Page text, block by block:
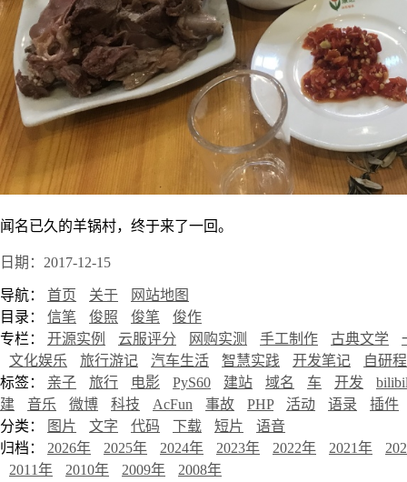
闻名已久的羊锅村，终于来了一回。
日期：2017-12-15
导航： 首页 关于
网站地图
目录： 信笔 俊照 俊笔
俊作
专栏： 开源实例 云服评分 网购实测 手工制作 古典文学
文化娱乐
旅行游记 汽车生活 智慧实践 开发笔记
自研
标签： 亲子 旅行 电影 PyS60 建站 域名 车 开发
建
音乐 微博 科技 AcFun 事故 PHP 活动 语录
插件
分类：
图片 文字 代码 下载 短片
语音
归档： 2026年 2025年 2024年 2023年 2022年 2021年
2011年
2010年 2009年 2008年